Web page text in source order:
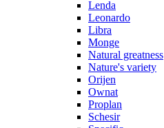
Lenda
Leonardo
Libra
Monge
Natural greatness
Nature's variety
Orijen
Ownat
Proplan
Schesir